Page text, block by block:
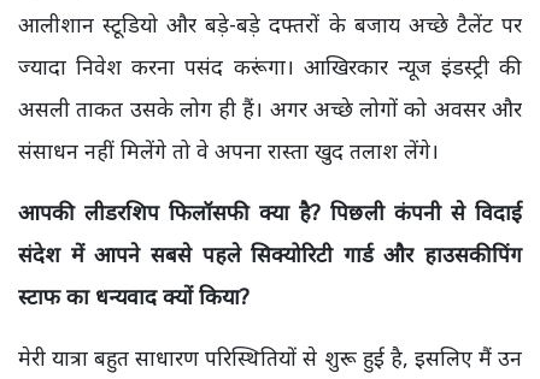
आलीशान स्टूडियो और बड़े-बड़े दफ्तरों के बजाय अच्छे टैलेंट पर
ज्यादा निवेश करना पसंद करूंगा। आखिरकार न्यूज इंडस्ट्री की
असली ताकत उसके लोग ही हैं। अगर अच्छे लोगों को अवसर और
संसाधन नहीं मिलेंगे तो वे अपना रास्ता खुद तलाश लेंगे।
आपकी लीडरशिप फिलॉसफी क्या है? पिछली कंपनी से विदाई
संदेश में आपने सबसे पहले सिक्योरिटी गार्ड और हाउसकीपिंग
स्टाफ का धन्यवाद क्यों किया?
मेरी यात्रा बहुत साधारण परिस्थितियों से शुरू हुई है, इसलिए मैं उन